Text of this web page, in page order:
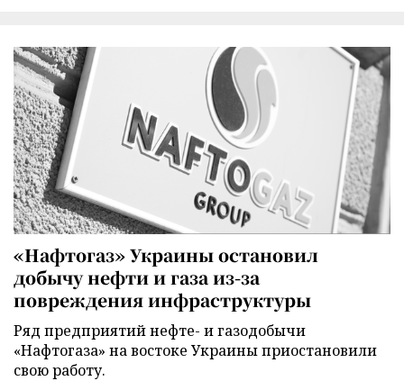
«Нафтогаз» Украины остановил
добычу нефти и газа из-за
повреждения инфраструктуры
Ряд предприятий нефте- и газодобычи
«Нафтогаза» на востоке Украины приостановили
свою работу.